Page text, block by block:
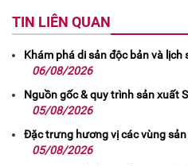
TIN LIÊN QUAN
Khám phá di sản độc bản và
06/08/2026
Nguồn gốc & quy trình sản xuất
05/08/2026
Đặc trưng hương vị các vùng
05/08/2026